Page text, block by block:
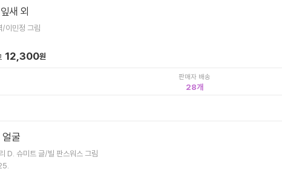
새 외
/이민정 그림
12,300원
판매자 배송
28
얼굴
D. 슈미트 글/빌 판스워스 그림